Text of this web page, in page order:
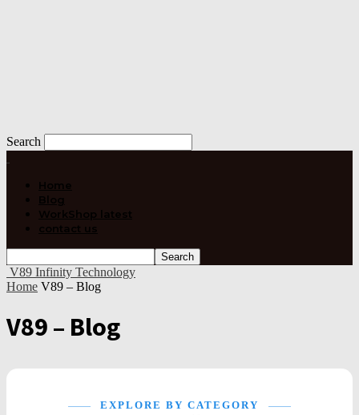
Search
Home
Blog
WorkShop latest
contact us
V89 Infinity Technology
Home V89 – Blog
V89 – Blog
EXPLORE BY CATEGORY